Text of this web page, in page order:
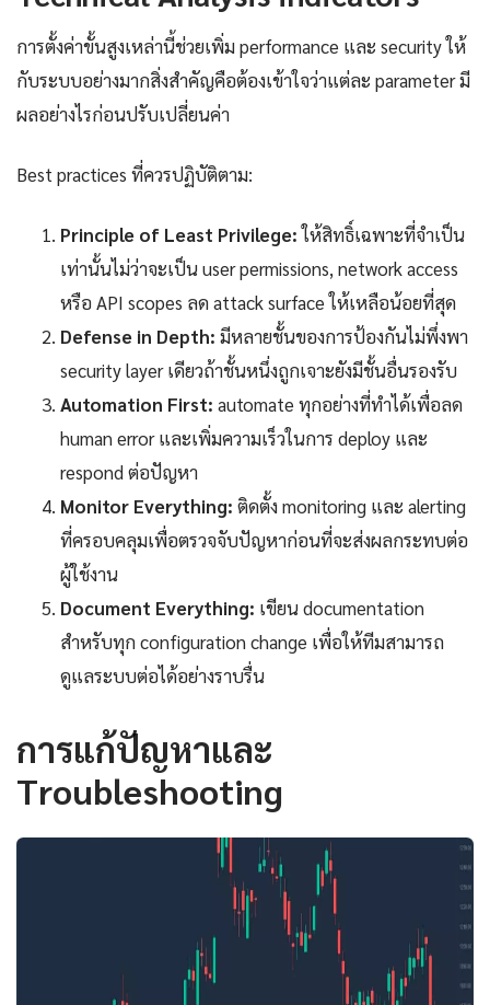
การตั้งค่าขั้นสูงเหล่านี้ช่วยเพิ่ม performance และ security ให้
กับระบบอย่างมากสิ่งสำคัญคือต้องเข้าใจว่าแต่ละ parameter มี
ผลอย่างไรก่อนปรับเปลี่ยนค่า
Best practices ที่ควรปฏิบัติตาม:
Principle of Least Privilege:ให้สิทธิ์เฉพาะที่จำเป็น
เท่านั้นไม่ว่าจะเป็น user permissions, network access
หรือ API scopes ลด attack surface ให้เหลือน้อยที่สุด
Defense in Depth: มีหลายชั้นของการป้องกันไม่พึ่งพา
security layer เดียวถ้าชั้นหนึ่งถูกเจาะยังมีชั้นอื่นรองรับ
Automation First: automate ทุกอย่างที่ทำได้เพื่อลด
human error และเพิ่มความเร็วในการ deploy และ
respond ต่อปัญหา
Monitor Everything: ติดตั้ง monitoring และ alerting
ที่ครอบคลุมเพื่อตรวจจับปัญหาก่อนที่จะส่งผลกระทบต่อ
ผู้ใช้งาน
Document Everything: เขียน documentation
สำหรับทุก configuration change เพื่อให้ทีมสามารถ
ดูแลระบบต่อได้อย่างราบรื่น
การแก้ปัญหาและ
Troubleshooting